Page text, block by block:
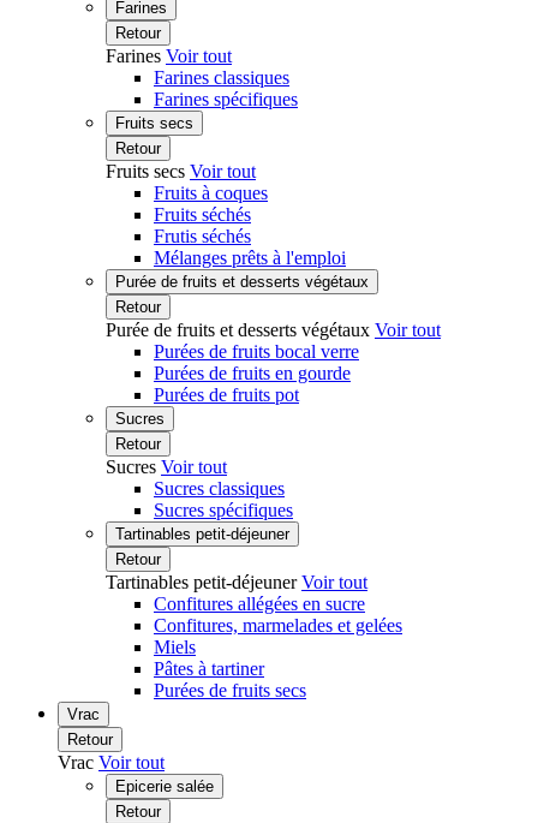
Farines
Retour
Farines Voir tout
Farines classiques
Farines spécifiques
Fruits secs
Retour
Fruits secs Voir tout
Fruits à coques
Fruits séchés
Frutis séchés
Mélanges prêts à l'emploi
Purée de fruits et desserts végétaux
Retour
Purée de fruits et desserts végétaux Voir tout
Purées de fruits bocal verre
Purées de fruits en gourde
Purées de fruits pot
Sucres
Retour
Sucres Voir tout
Sucres classiques
Sucres spécifiques
Tartinables petit-déjeuner
Retour
Tartinables petit-déjeunerVoir tout
Confitures allégées en sucre
Confitures, marmelades et gelées
Miels
Pâtes à tartiner
Purées de fruits secs
Vrac
Retour
Vrac Voir tout
Epicerie salée
Retour